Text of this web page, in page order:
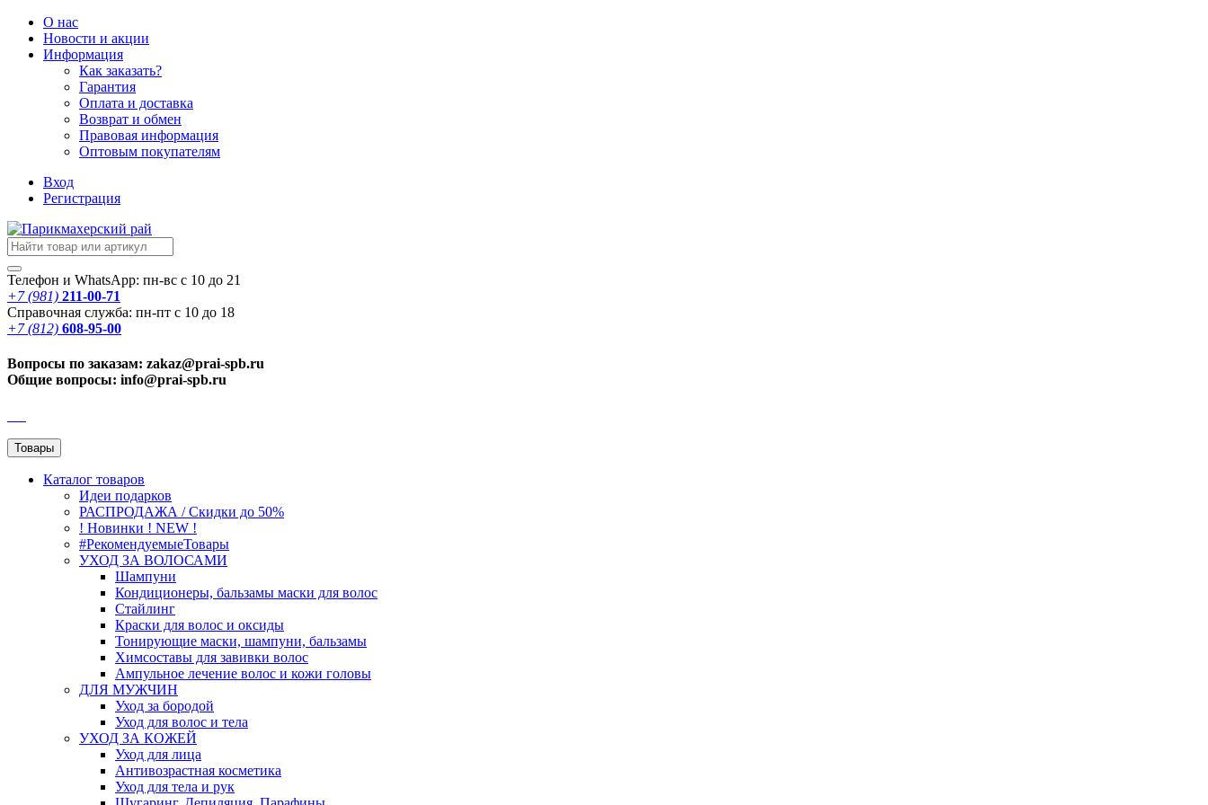
О нас
Новости и акции
Информация
Как заказать?
Гарантия
Оплата и доставка
Возврат и обмен
Правовая информация
Оптовым покупателям
Вход
Регистрация
Телефон и WhatsApp: пн-вс с 10 до 21
+7 (981) 211-00-71
Справочная служба: пн-пт с 10 до 18
+7 (812) 608-95-00
Вопросы по заказам: zakaz@prai-spb.ru
Общие вопросы: info@prai-spb.ru
Товары
Каталог товаров
Идеи подарков
РАСПРОДАЖА / Скидки до 50%
! Новинки ! NEW !
#РекомендуемыеТовары
УХОД ЗА ВОЛОСАМИ
Шампуни
Кондиционеры, бальзамы маски для волос
Стайлинг
Краски для волос и оксиды
Тонирующие маски, шампуни, бальзамы
Химсоставы для завивки волос
Ампульное лечение волос и кожи головы
ДЛЯ МУЖЧИН
Уход за бородой
Уход для волос и тела
УХОД ЗА КОЖЕЙ
Уход для лица
Антивозрастная косметика
Уход для тела и рук